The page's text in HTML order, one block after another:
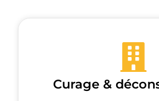
Curage &